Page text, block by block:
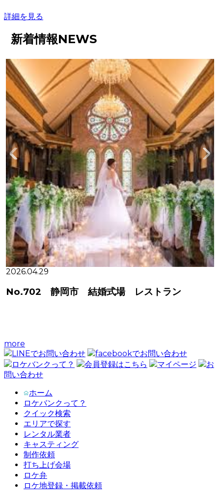
詳細を見る
新着情報NEWS
2026.04.29
No.702 静岡市 結婚式場 レストラン
more
LINEでお問い合わせ
facebookでお問い合わせ
ロケバンクって？
会員登録はこちら マイページ
お
問い合わせ
ホーム
ロケバンクって？
クイック検索
エリアで探す
レンタル業者
キャスティング
制作依頼
打ち上げ会場
ロケ弁
ロケ地登録・掲載依頼